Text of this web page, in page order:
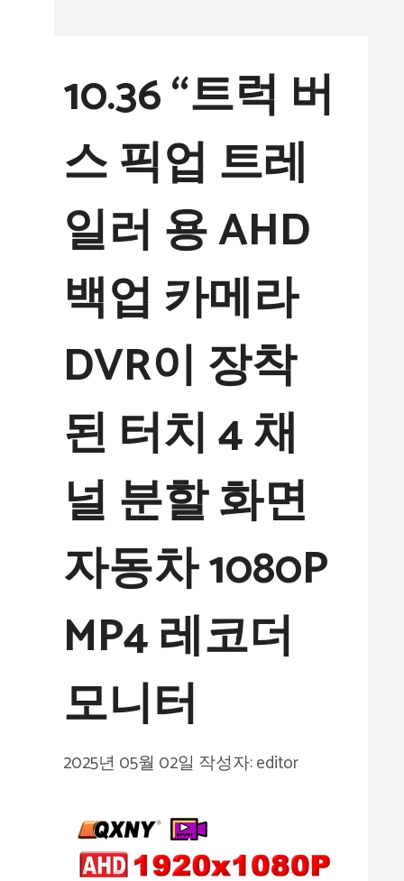
10.36 “트럭 버
스 픽업 트레
일러 용 AHD
백업 카메라
DVR이 장착
된 터치 4 채
널 분할 화면
자동차 1080P
MP4 레코더
모니터
2025년 05월 02일 작성자:editor